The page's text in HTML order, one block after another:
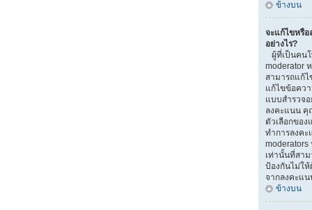
ข้างบน
จะแก้ไขหรื
อย่างไร?
ผู้ที่เป็นคน
moderator
สามารถแก้
แก้ไขข้อคว
แบบสำรวจ
ลงคะแนน คุ
ตัวเลือกขอ
ทำการลงคะ
moderators
เท่านั้นที่สา
ป้องกันไม่ให้
จากลงคะแ
ข้างบน